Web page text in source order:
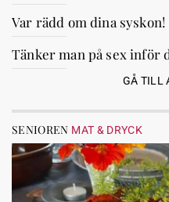
Var rädd om dina syskon!
Tänker man på sex inför
GÅ TILL
SENIOREN MAT & DRYCK